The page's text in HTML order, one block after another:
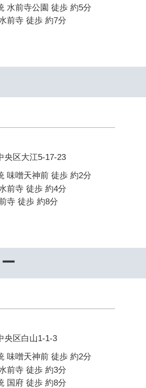
水前寺公園 徒歩 約5分
前寺 徒歩 約7分
央区大江5-17-23
味噌天神前 徒歩 約2分
前寺 徒歩 約4分
寺 徒歩 約8分
央区白山1-1-3
味噌天神前 徒歩 約2分
前寺 徒歩 約3分
国府 徒歩 約8分